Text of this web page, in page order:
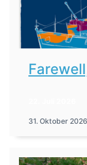
31. Oktober 2026